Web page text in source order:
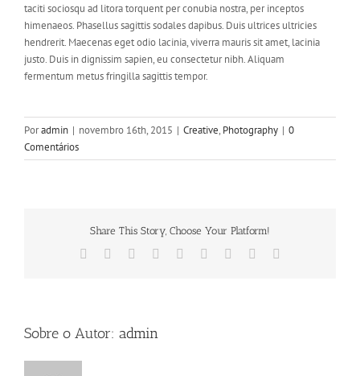
taciti sociosqu ad litora torquent per conubia nostra, per inceptos
himenaeos. Phasellus sagittis sodales dapibus. Duis ultrices ultricies
hendrerit. Maecenas eget odio lacinia, viverra mauris sit amet, lacinia
justo. Duis in dignissim sapien, eu consectetur nibh. Aliquam
fermentum metus fringilla sagittis tempor.
Poradmin | novembro 16th, 2015 | Creative, Photography | 0
Comentários
Share This Story, Choose Your Platform!
Facebook Reddit LinkedInWhatsApp
TumblrPinterest
Sobre o Autor: admin